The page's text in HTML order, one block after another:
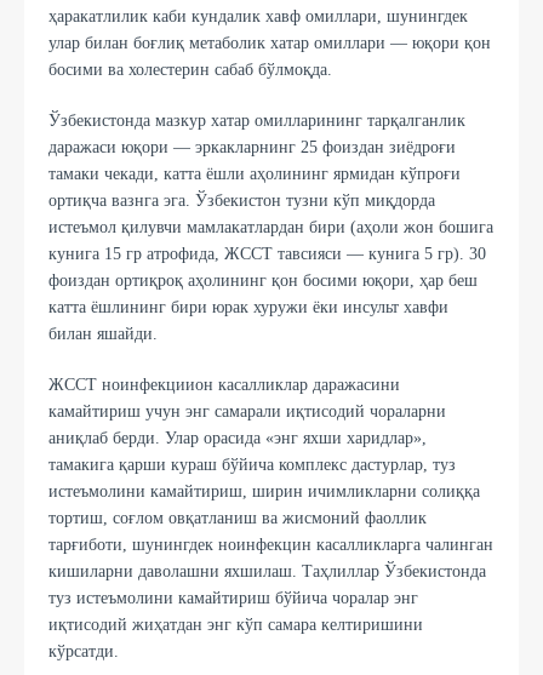
ҳаракатлилик каби кундалик хавф омиллари, шунингдек
улар билан боғлиқ метаболик хатар омиллари — юқори қон
босими ва холестерин сабаб бўлмоқда.
Ўзбекистонда мазкур хатар омилларининг тарқалганлик
даражаси юқори — эркакларнинг 25 фоиздан зиёдроғи
тамаки чекади, катта ёшли аҳолининг ярмидан кўпроғи
ортиқча вазнга эга. Ўзбекистон тузни кўп миқдорда
истеъмол қилувчи мамлакатлардан бири (аҳоли жон бошига
кунига 15 гр атрофида, ЖССТ тавсияси — кунига 5 гр). 30
фоиздан ортиқроқ аҳолининг қон босими юқори, ҳар беш
катта ёшлининг бири юрак хуружи ёки инсульт хавфи
билан яшайди.
ЖССТ ноинфекциион касалликлар даражасини
камайтириш учун энг самарали иқтисодий чораларни
аниқлаб берди. Улар орасида «энг яхши харидлар»,
тамакига қарши кураш бўйича комплекс дастурлар, туз
истеъмолини камайтириш, ширин ичимликларни солиққа
тортиш, соғлом овқатланиш ва жисмоний фаоллик
тарғиботи, шунингдек ноинфекцин касалликларга чалинган
кишиларни даволашни яхшилаш. Таҳлиллар Ўзбекистонда
туз истеъмолини камайтириш бўйича чоралар энг
иқтисодий жиҳатдан энг кўп самара келтиришини
кўрсатди.